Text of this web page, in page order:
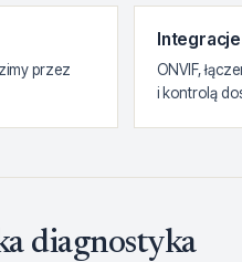
przez
ONVIF,
i kontrolą
diagnostyka